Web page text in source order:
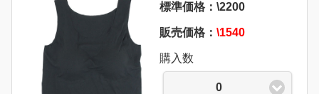
標準価格：\2200
販売価格： \1540
購入数
0